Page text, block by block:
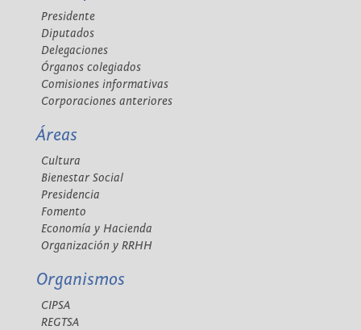
Presidente
Diputados
Delegaciones
Órganos colegiados
Comisiones informativas
Corporaciones anteriores
Áreas
Cultura
Bienestar Social
Presidencia
Fomento
Economía y Hacienda
Organización y RRHH
Organismos
CIPSA
REGTSA